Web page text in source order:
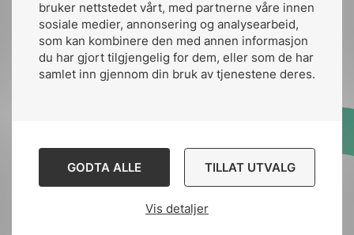
bruker nettstedet vårt, med partnerne våre innen
sosiale medier, annonsering og analysearbeid,
som kan kombinere den med annen informasjon
du har gjort tilgjengelig for dem, eller som de har
samlet inn gjennom din bruk av tjenestene deres.
GODTA ALLE TILLAT UTVALG
Vis detaljer
Ansatte
nek@nek.no
Kontakt
Bruk av Cookies
Designed and developed
Stem Agency